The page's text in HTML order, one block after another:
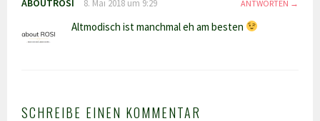
ABOUTROSI 8. Mai 2018 um 9:29 ANTWORTEN
Altmodisch ist manchmal eh am besten
SCHREIBE EINEN KOMMENTAR